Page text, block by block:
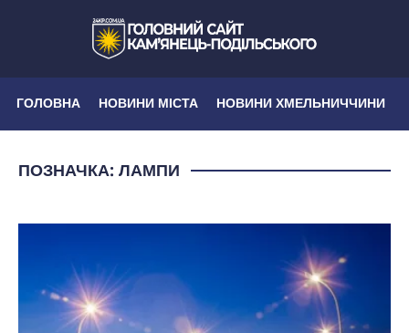
ГОЛОВНА НОВИНИ МІСТА НОВИНИ ХМЕЛЬНИЧЧИНИ
ПОЗНАЧКА: ЛАМПИ